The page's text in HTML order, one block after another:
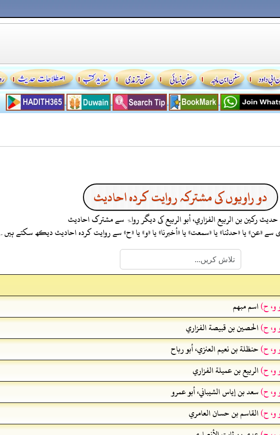
دو راویوں کی مشترکہ روایت کردہ احادیث
حدیثركين بن الربيع الفزاري، أبو الربيعکی دیگر رواۃ سے مشترک احادیث
«عن» یا «حدثنا» یا «سمعت» یا «أخبرنا» یا «و» یا «ح» سے روایت کردہ احادیث دیکھ سکتے ہیں۔
و، ح)اسم مبهم
و، ح)الحصين بن قبيصة الفزاري
و، ح)حنظلة بن نعيم العنزي، أبو رباح
و، ح)الربيع بن عميلة الفزاري
و، ح)سعد بن إياس الشيباني، أبو عمرو
و، ح)القاسم بن حسان العامري